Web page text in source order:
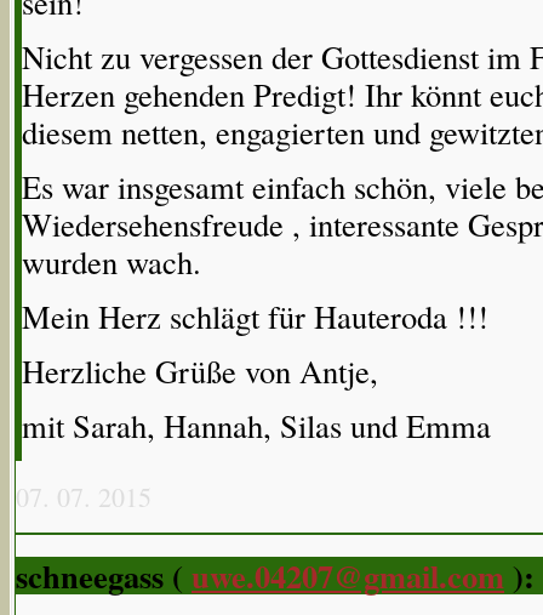
Nicht zu vergessen der Gottesdienst im
Herzen gehenden Predigt! Ihr könnt
diesem netten, engagierten und
Es war insgesamt einfach schön, viele
Wiedersehensfreude , interessante
wurden wach.
Mein Herz schlägt für Hauteroda !!!
Herzliche Grüße von Antje,
mit Sarah, Hannah, Silas und Emma
07. 07. 2015
schneegass ( uwe.04207@gmail.com ):